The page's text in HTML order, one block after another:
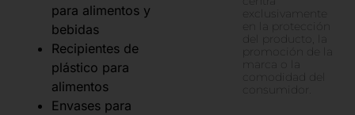
para alimentos y
bebidas
Recipientes de
plástico para
alimentos
Envases para
exclusivamente
del producto, la
promoción de la
marca o la
comodidad del
consumidor.